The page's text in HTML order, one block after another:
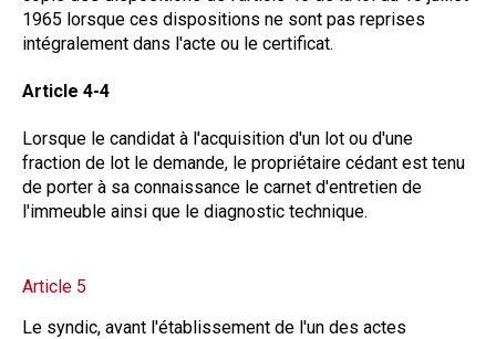
1965 lorsque ces dispositions ne sont pas reprises
intégralement dans l'acte ou le certificat.
Article 4-4
Lorsque le candidat à l'acquisition d'un lot ou d'une
fraction de lot le demande, le propriétaire cédant est tenu
de porter à sa connaissance le carnet d'entretien de
l'immeuble ainsi que le diagnostic technique.
Article 5
Le syndic, avant l'établissement de l'un des actes